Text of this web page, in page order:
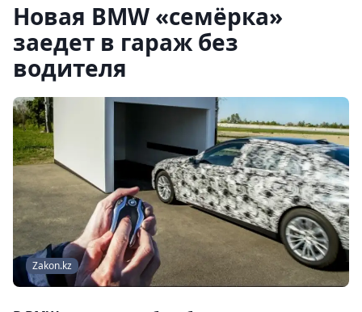
Новая BMW «семёрка»
заедет в гараж без
водителя
Zakon.kz